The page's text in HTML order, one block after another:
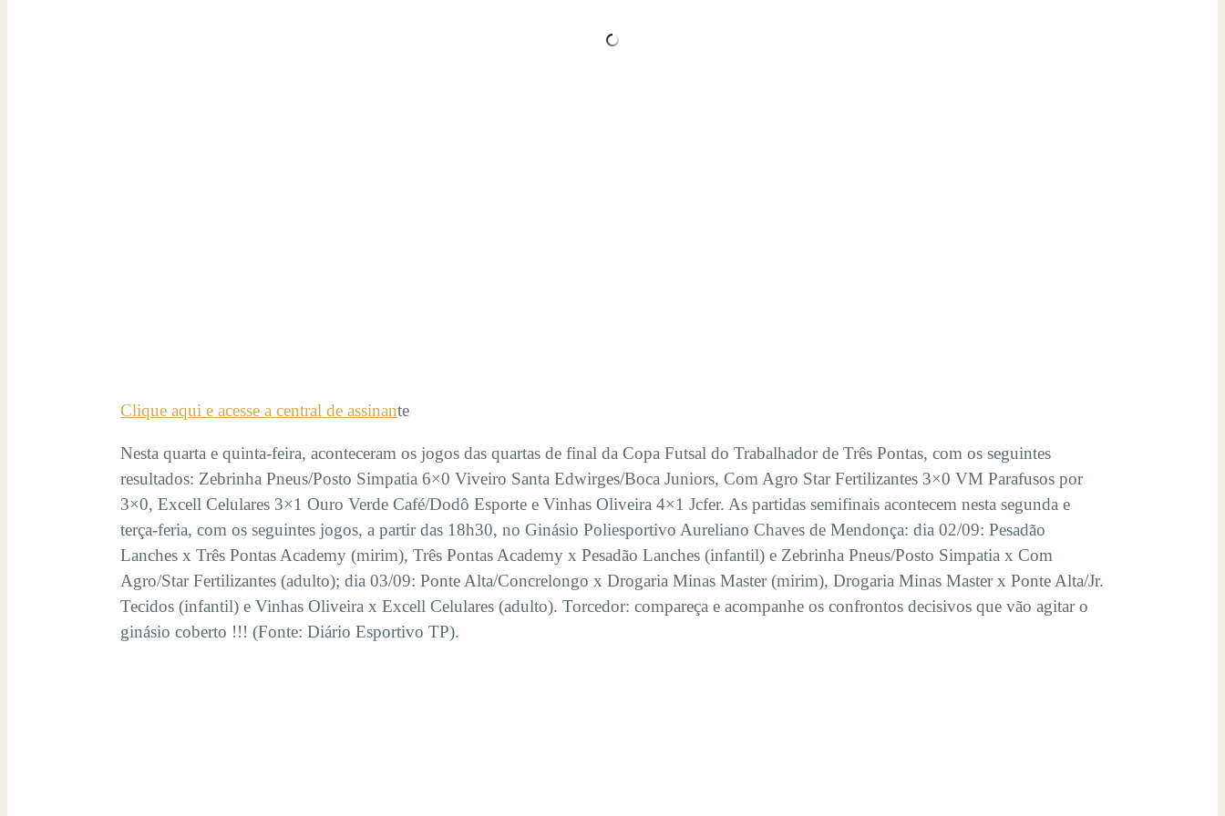
Clique aqui e acesse a central de assinante
Nesta quarta e quinta-feira, aconteceram os jogos das quartas de final da Copa Futsal do Trabalhador de Três Pontas, com os seguintes
resultados: Zebrinha Pneus/Posto Simpatia 6×0 Viveiro Santa Edwirges/Boca Juniors, Com Agro Star Fertilizantes 3×0 VM Parafusos por
3×0, Excell Celulares 3×1 Ouro Verde Café/Dodô Esporte e Vinhas Oliveira 4×1 Jcfer. As partidas semifinais acontecem nesta segunda e
terça-feria, com os seguintes jogos, a partir das 18h30, no Ginásio Poliesportivo Aureliano Chaves de Mendonça: dia 02/09: Pesadão
Lanches x Três Pontas Academy (mirim), Três Pontas Academy x Pesadão Lanches (infantil) e Zebrinha Pneus/Posto Simpatia x Com
Agro/Star Fertilizantes (adulto); dia 03/09: Ponte Alta/Concrelongo x Drogaria Minas Master (mirim), Drogaria Minas Master x Ponte Alta/Jr.
Tecidos (infantil) e Vinhas Oliveira x Excell Celulares (adulto). Torcedor: compareça e acompanhe os confrontos decisivos que vão agitar o
ginásio coberto !!! (Fonte: Diário Esportivo TP).